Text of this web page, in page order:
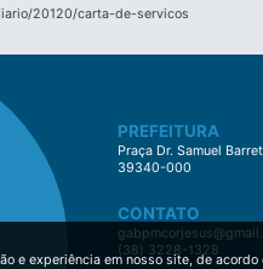
20120/carta-de-servicos
PREFEITURA
Praça Dr. Samuel
39340-000
CONTATO
(38) 3228-1328
e experiência em nosso site, de